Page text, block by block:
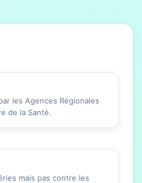
les Agences Régionales
de la Santé.
mais pas contre les